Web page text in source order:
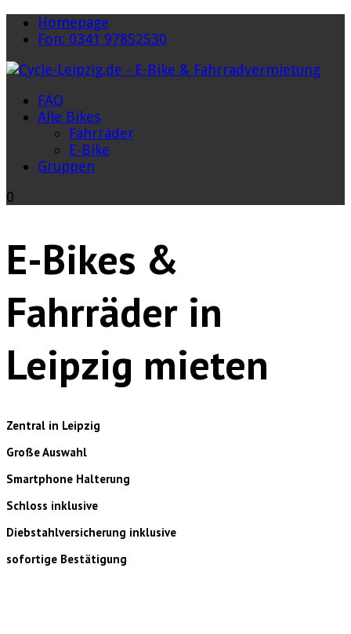
Homepage
Fon: 0341 97852530
FAQ
Alle Bikes
Fahrräder
E-Bike
Gruppen
0
E-Bikes &
Fahrräder in
Leipzig mieten
Zentral in Leipzig
Große Auswahl
Smartphone Halterung
Schloss inklusive
Diebstahlversicherung inklusive
sofortige Bestätigung